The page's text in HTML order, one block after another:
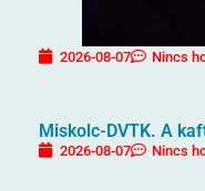
2026-08-07 Nincs
Miskolc-DVTK. A
2026-08-07 Nincs